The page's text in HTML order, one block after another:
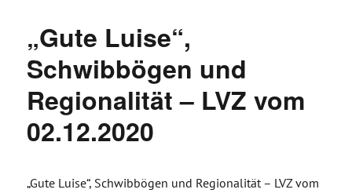
„Gute Luise“,
Schwibbögen und
Regionalität – LVZ vom
02.12.2020
„Gute Luise“, Schwibbögen und Regionalität – LVZ vom